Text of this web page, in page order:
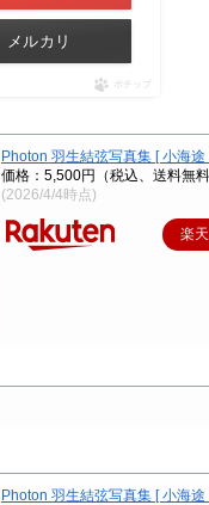
メルカリ
ポチップ
Photon 羽生結弦写真集 [ 小海途
価格：5,500円（税込、送料無
(2026/4/4時点)
楽
Photon 羽生結弦写真集 [ 小海途